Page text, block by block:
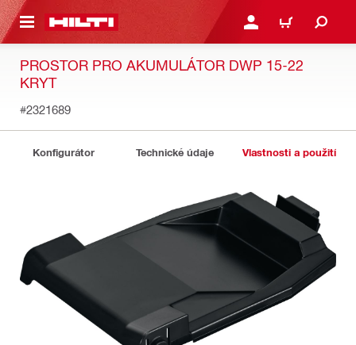
HLAVNÍ OBSAH PŘIHLÁSIT NEBO
KOŠÍK
PROSTOR PRO AKUMULÁTOR DWP 15-22
KRYT
#2321689
Konfigurátor Technické údaje Vlastnosti a použití